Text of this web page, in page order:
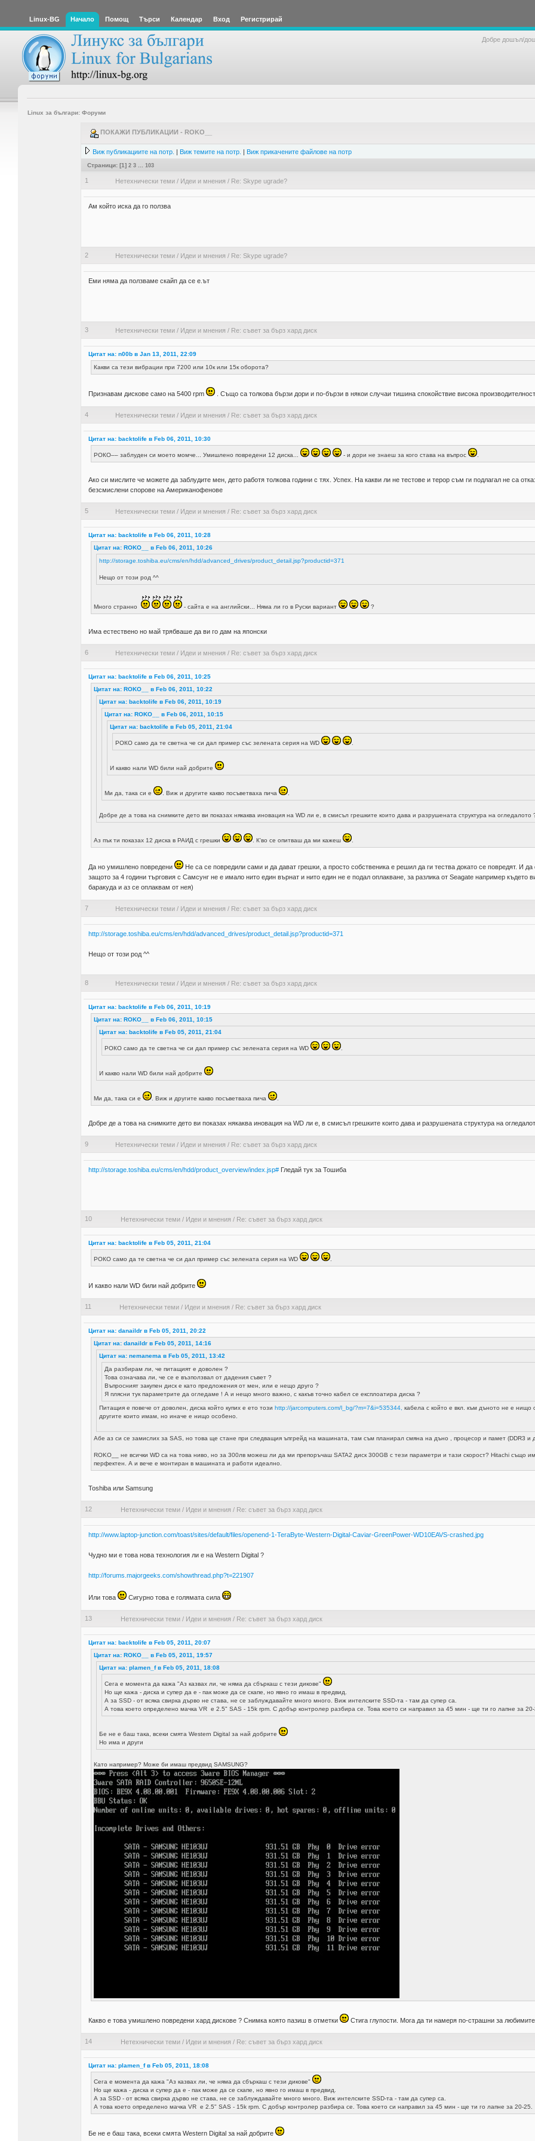
Linux-BG Начало Помощ Търси Календар Вход Регистрирай
Добре дошъл/
Linux за българи: Форуми
ПОКАЖИ ПУБЛИКАЦИИ - ROKO__
Виж публикациите на потр. | Виж темите на потр. | Виж прикачените файлове на потр
Страници: [1] 2 3 103
1 Нетехнически теми / Идеи и мнения / Re: Skype ugrade?
Ам който иска да го ползва
2 Нетехнически теми / Идеи и мнения / Re: Skype ugrade?
Еми няма да ползваме скайп да се е.ът
3 Нетехнически теми / Идеи и мнения / Re: съвет за бърз хард диск
Цитат на: n00b в Jan 13, 2011, 22:09
Какви са тези вибрации при 7200 или 10к или 15к оборота?
Признавам дискове само на 5400 rpm . Също са толкова бързи дори и по-бързи в някои случаи тишина спокойствие висока
4 Нетехнически теми / Идеи и мнения / Re: съвет за бърз хард диск
Цитат на: backtolife в Feb 06, 2011, 10:30
РОКО–– заблуден си моето момче... Умишлено повредени 12 диска... - и дори не знаеш за кого става на въпрос .
Ако си мислите че можете да заблудите мен, дето работя толкова години с тях. Успех. На какви ли не тестове и терор съм ги подлагал не са
безсмислени спорове на Американофенове
5 Нетехнически теми / Идеи и мнения / Re: съвет за бърз хард диск
Цитат на: backtolife в Feb 06, 2011, 10:28
Цитат на: ROKO__ в Feb 06, 2011, 10:26
http://storage.toshiba.eu/cms/en/hdd/advanced_drives/product_detail.jsp?productid=371
Нещо от този род ^^
Много странно - сайта е на английски... Няма ли го в Руски вариант ?
Има естествено но май трябваше да ви го дам на японски
6 Нетехнически теми / Идеи и мнения / Re: съвет за бърз хард диск
Цитат на: backtolife в Feb 06, 2011, 10:25
Цитат на: ROKO__ в Feb 06, 2011, 10:22
Цитат на: backtolife в Feb 06, 2011, 10:19
Цитат на: ROKO__ в Feb 06, 2011, 10:15
Цитат на: backtolife в Feb 05, 2011, 21:04
РОКО само да те светна че си дал пример със зелената серия на WD .
И какво нали WD били най добрите
Ми да, така си е . Виж и другите какво посъветваха пича .
Добре де а това на снимките дето ви показах някаква иновация на WD ли е, в смисъл грешките които дава и разрушената структура на огледалото
Аз пък ти показах 12 диска в РАИД с грешки . К'во се опитваш да ми кажеш .
Да но умишлено повредени
Не са се повредили сами и да дават грешки, а просто собственика е решил да ги тества докато се повредят. И
защото за 4 години търговия с Самсунг не е имало нито един върнат и нито един не е подал оплакване, за разлика от Seagate например където
баракуда и аз се оплаквам от нея)
7 Нетехнически теми / Идеи и мнения / Re: съвет за бърз хард диск
http://storage.toshiba.eu/cms/en/hdd/advanced_drives/product_detail.jsp?productid=371
Нещо от този род ^^
8 Нетехнически теми / Идеи и мнения / Re: съвет за бърз хард диск
Цитат на: backtolife в Feb 06, 2011, 10:19
Цитат на: ROKO__ в Feb 06, 2011, 10:15
Цитат на: backtolife в Feb 05, 2011, 21:04
РОКО само да те светна че си дал пример със зелената серия на WD .
И какво нали WD били най добрите
Ми да, така си е . Виж и другите какво посъветваха пича .
Добре де а това на снимките дето ви показах някаква иновация на WD ли е, в смисъл грешките които дава и разрушената структура на
9 Нетехнически теми / Идеи и мнения / Re: съвет за бърз хард диск
http://storage.toshiba.eu/cms/en/hdd/product_overview/index.jsp# Гледай тук за Тошиба
10 Нетехнически теми / Идеи и мнения / Re: съвет за бърз хард диск
Цитат на: backtolife в Feb 05, 2011, 21:04
РОКО само да те светна че си дал пример със зелената серия на WD .
И какво нали WD били най добрите
11 Нетехнически теми / Идеи и мнения / Re: съвет за бърз хард диск
Цитат на: danaildr в Feb 05, 2011, 20:22
Цитат на: danaildr в Feb 05, 2011, 14:16
Цитат на: nemanema в Feb 05, 2011, 13:42
Да разбирам ли, че питащият е доволен ?
Това означава ли, че се е възползвал от дадения съвет ?
Въпросният закупен диск е като предложения от мен, или е нещо друго ?
Я плясни тук параметрите да огледаме ! А и нещо много важно, с какъв точно кабел се експлоатира диска ?
Питащия е повече от доволен, диска който купих е ето този http://jarcomputers.com/l_bg/?m=7&i=535344, кабела с който е вкл. към дъното не е нищо
другите които имам, но иначе е нищо особено.
Абе аз си се замислих за SAS, но това ще стане при следващия ъпгрейд на машината, там съм планирал смяна на дъно , процесор и памет (DDR3 и
ROKO__ не всички WD са на това ниво, но за 300лв можеш ли да ми препоръчаш SATA2 диск 300GB с тези параметри и тази скорост? Hitachi също
перфектен. А и вече е монтиран в машината и работи идеално.
Toshiba или Samsung
12 Нетехнически теми / Идеи и мнения / Re: съвет за бърз хард диск
http://www.laptop-junction.com/toast/sites/default/files/openend-1-TeraByte-Western-Digital-Caviar-GreenPower-WD10EAVS-crashed.jpg
Чудно ми е това нова технология ли е на Western Digital ?
http://forums.majorgeeks.com/showthread.php?t=221907
Или това Сигурно това е голямата сила
13 Нетехнически теми / Идеи и мнения / Re: съвет за бърз хард диск
Цитат на: backtolife в Feb 05, 2011, 20:07
Цитат на: ROKO__ в Feb 05, 2011, 19:57
Цитат на: plamen_f в Feb 05, 2011, 18:08
Сега е момента да кажа "Аз казвах ли, че няма да сбъркаш с тези дикове"
Но ще кажа - диска и супер да е - пак може да се скапе, но явно го имаш в предвид.
А за SSD - от всяка свирка дърво не става, не се заблуждавайте много много. Виж интелските SSD-та - там да супер са.
А това което определено мачка VR е 2.5" SAS - 15k rpm. С добър контролер разбира се. Това което си направил за 45 мин - ще ти го лапне за
Бе не е баш така, всеки смята Western Digital за най добрите
Но има и други
Като например? Може би имаш предвид SAMSUNG?
Какво е това умишлено повредени хард дискове ? Снимка която пазиш в отметки Стига глупости. Мога да ти намеря по-страшни за
14 Нетехнически теми / Идеи и мнения / Re: съвет за бърз хард диск
Цитат на: plamen_f в Feb 05, 2011, 18:08
Сега е момента да кажа "Аз казвах ли, че няма да сбъркаш с тези дикове"
Но ще кажа - диска и супер да е - пак може да се скапе, но явно го имаш в предвид.
А за SSD - от всяка свирка дърво не става, не се заблуждавайте много много. Виж интелските SSD-та - там да супер са.
А това което определено мачка VR е 2.5" SAS - 15k rpm. С добър контролер разбира се. Това което си направил за 45 мин - ще ти го лапне за 20-25.
Бе не е баш така, всеки смята Western Digital за най добрите